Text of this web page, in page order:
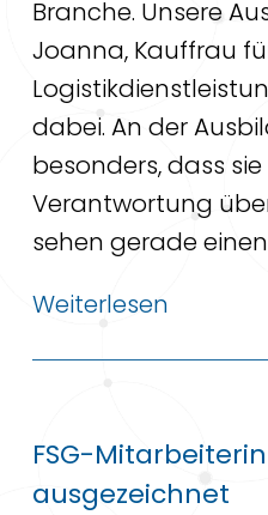
Branche. Unsere
Joanna, Kauffrau
dabei. An der
besonders, dass
Verantwortung
sehen gerade
Weiterlesen
FSG-
ausgezeichnet